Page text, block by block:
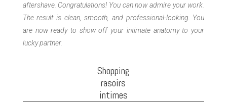
aftershave. Congratulations! You can now admire your work.
The result is clean, smooth, and professional-looking. You
are now ready to show off your intimate anatomy to your
lucky partner.
Shopping
rasoirs
intimes